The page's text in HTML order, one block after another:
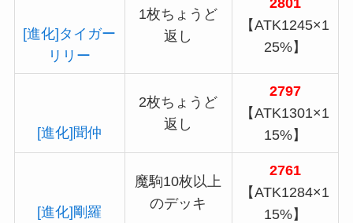
[進化]タイガー
リリー
1枚ちょうど
返し
【ATK1245×1
25%】
[進化]聞仲
2枚ちょうど
返し
2797
【ATK1301×1
15%】
[進化]剛羅
魔駒10枚以上
のデッキ
2761
【ATK1284×1
15%】